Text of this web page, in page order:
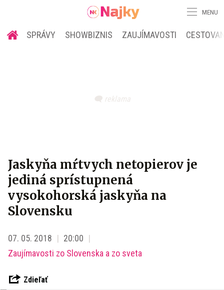
MENU
SPRÁVY SHOWBIZNIS ZAUJÍMAVOSTI
Jaskyňa mŕtvych netopierov je
jediná sprístupnená
vysokohorská jaskyňa na
Slovensku
07. 05. 2018
20:00
Zaujímavosti zo Slovenska a zo sveta
Zdieľať